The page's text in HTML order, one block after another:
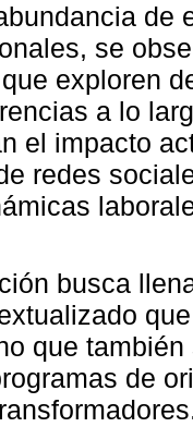
de
se
exploren
a lo
el impacto
redes
busca
que
de